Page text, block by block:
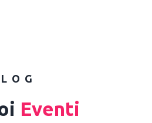
Eventi